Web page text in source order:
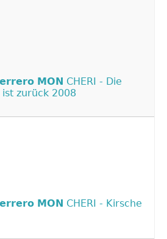
MON CHERI - Die
zurück 2008
MON CHERI - Kirsche